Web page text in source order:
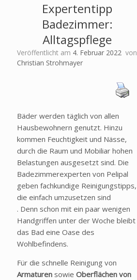
Expertentipp
Badezimmer:
Alltagspflege
Veröffentlicht am 4. Februar 2022 von
Christian Strohmayer
Bäder werden täglich von allen
Hausbewohnern genutzt. Hinzu
kommen Feuchtigkeit und Nässe,
durch die Raum und Mobiliar hohen
Belastungen ausgesetzt sind. Die
Badezimmerexperten von Pelipal
geben fachkundige Reinigungstipps,
die einfach umzusetzen sind
. Denn schon mit ein paar wenigen
Handgriffen unter der Woche bleibt
das Bad eine Oase des
Wohlbefindens.
Für die schnelle Reinigung von
Armaturen sowie Oberflächen von